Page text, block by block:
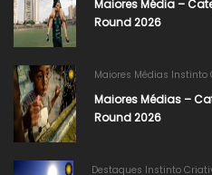
Maiores Média –
Round 2026
Maiores Médias Instinto
Maiores Médias –
Round 2026
Destaques Instinto